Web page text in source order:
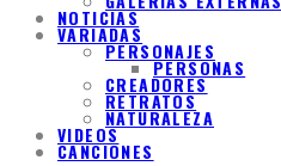
NOTICIAS
VARIADAS
PERSONAJES
PERSONAS
CREADORES
RETRATOS
NATURALEZA
VIDEOS
CANCIONES